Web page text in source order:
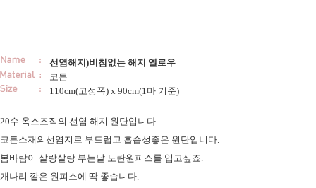
선염해지)비침없는 해지 옐로우
코튼
110cm(고정폭) x 90cm(1마 기준)
20수 옥스조직의 선염 해지 원단입니다.
코튼소재의선염지로 부드럽고 흡습성좋은 원단입니다.
봄바람이 살랑살랑 부는날 노란원피스를 입고싶죠.
개나리 깥은 원피스에 딱 좋습니다.